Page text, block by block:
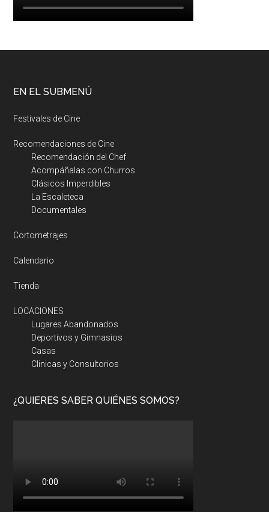
EN EL SUBMENÚ
Festivales de Cine
Recomendaciones de Cine
Recomendación del Chef
Acompáñalas con Churros
Clásicos Imperdibles
La Escaleteca
Documentales
Cortometrajes
Calendario
Tienda
LOCACIONES
Lugares Abandonados
Deportivos y Gimnasios
Casas
Clinicas y Consultorios
¿QUIERES SABER QUIÉNES SOMOS?